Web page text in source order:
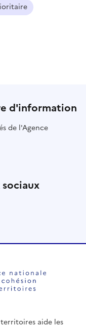
d'information
de l'Agence
sociaux
aide les